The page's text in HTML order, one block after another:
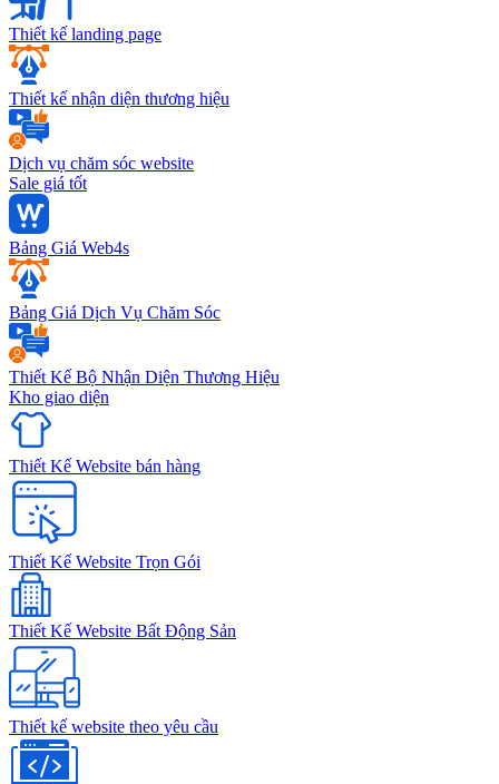
Thiết kế landing page
Thiết kế nhận diện thương hiệu
Dịch vụ chăm sóc website
Sale giá tốt
Bảng Giá Web4s
Bảng Giá Dịch Vụ Chăm Sóc
Thiết Kế Bộ Nhận Diện Thương Hiệu
Kho giao diện
Thiết Kế Website bán hàng
Thiết Kế Website Trọn Gói
Thiết Kế Website Bất Động Sản
Thiết kế website theo yêu cầu